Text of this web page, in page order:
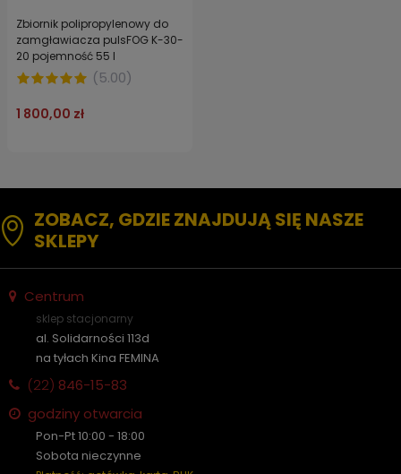
Zbiornik polipropylenowy do
zamgławiacza pulsFOG K-30-
20 pojemność 55 l
(5.00)
1 800,00 zł
ZOBACZ, GDZIE ZNAJDUJĄ SIĘ NASZE
SKLEPY
Centrum
sklep stacjonarny
al. Solidarności 113d
na tyłach Kina FEMINA
(22) 846-15-83
godziny otwarcia
Pon-Pt 10:00 - 18:00
Sobota nieczynne